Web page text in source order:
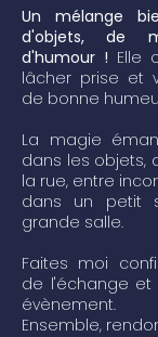
Un mélange
d'objets, de
d'humour ! Elle
lâcher prise et
de bonne
La magie
dans les objets,
la rue, entre
dans un petit
grande salle.
Faites moi
de l'échange
évènement.
Ensemble,